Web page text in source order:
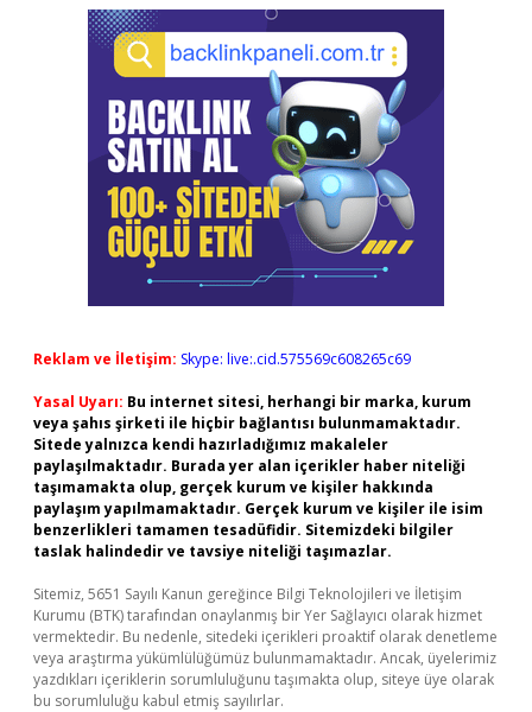
Reklam ve İletişim: Skype: live:.cid.575569c608265c69
Yasal Uyarı: Bu internet sitesi, herhangi bir marka, kurum
veya şahıs şirketi ile hiçbir bağlantısı bulunmamaktadır.
Sitede yalnızca kendi hazırladığımız makaleler
paylaşılmaktadır. Burada yer alan içerikler haber niteliği
taşımamakta olup, gerçek kurum ve kişiler hakkında
paylaşım yapılmamaktadır. Gerçek kurum ve kişiler ile isim
benzerlikleri tamamen tesadüfidir. Sitemizdeki bilgiler
taslak halindedir ve tavsiye niteliği taşımazlar.
Sitemiz, 5651 Sayılı Kanun gereğince Bilgi Teknolojileri ve İletişim
Kurumu (BTK) tarafından onaylanmış bir Yer Sağlayıcı olarak hizmet
vermektedir. Bu nedenle, sitedeki içerikleri proaktif olarak denetleme
veya araştırma yükümlülüğümüz bulunmamaktadır. Ancak, üyelerimiz
yazdıkları içeriklerin sorumluluğunu taşımakta olup, siteye üye olarak
bu sorumluluğu kabul etmiş sayılırlar.